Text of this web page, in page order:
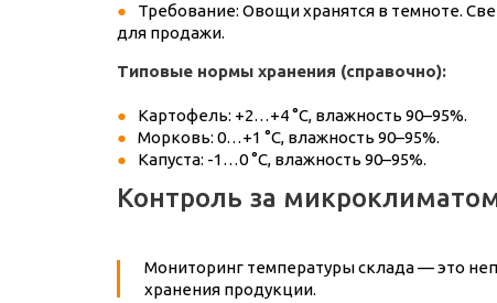
Требование: Овощи хранятся в темноте.
для продажи.
Типовые нормы хранения (справочно):
Картофель: +2…+4 °C, влажность 90–95%.
Морковь: 0…+1 °C, влажность 90–95%.
Капуста: -1…0 °C, влажность 90–95%.
Контроль за
Мониторинг температуры склада — это
хранения продукции.